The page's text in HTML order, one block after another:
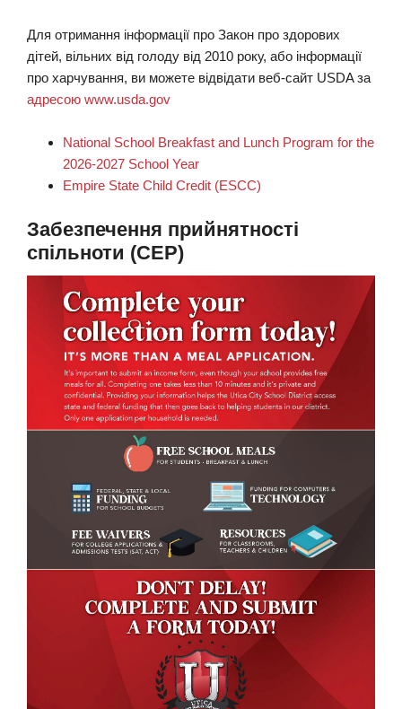
Для отримання інформації про Закон про здорових
дітей, вільних від голоду від 2010 року, або інформації
про харчування, ви можете відвідати веб-сайт USDA за
адресою www.usda.gov
National School Breakfast and Lunch Program for the
2026-2027 School Year
Empire State Child Credit (ESCC)
Забезпечення прийнятності
спільноти (CEP)